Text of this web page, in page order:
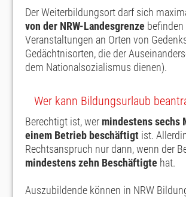
Der Weiterbildungsort darf sich
von der NRW-Landesgrenze
Veranstaltungen an Orten von
Gedächtnisorten, die der
dem Nationalsozialismus dienen).
Wer kann Bildungsurlaub
Berechtigt ist, wer mindestens sechs
einem Betrieb beschäftigt ist.
Rechtsanspruch nur dann, wenn der
mindestens zehn Beschäftigte hat.
Auszubildende können in NRW